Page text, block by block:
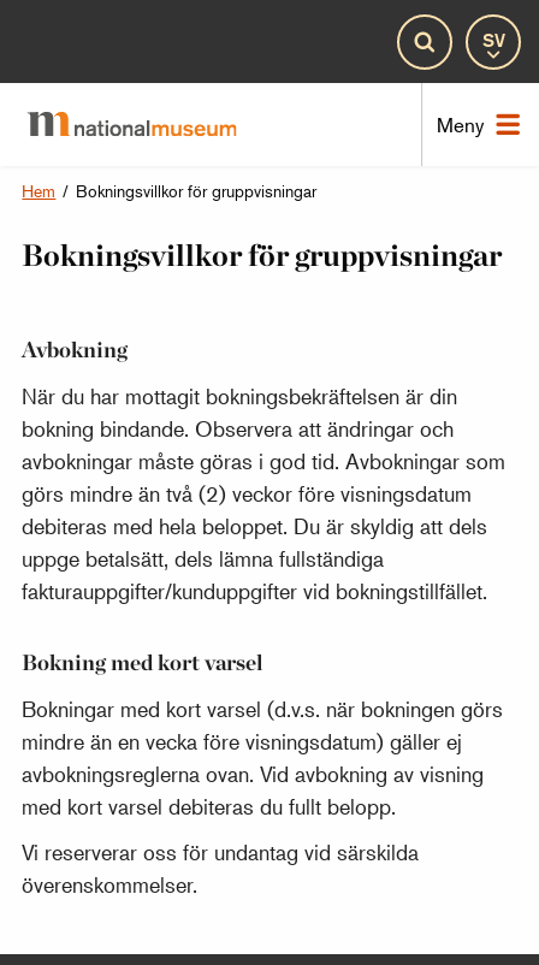
Meny
Sök
Hem / Bokningsvillkor för gruppvisningar
Bokningsvillkor för gruppvisningar
Avbokning
När du har mottagit bokningsbekräftelsen är din
bokning bindande. Observera att ändringar och
avbokningar måste göras i god tid. Avbokningar som
görs mindre än två (2) veckor före visningsdatum
debiteras med hela beloppet. Du är skyldig att dels
uppge betalsätt, dels lämna fullständiga
fakturauppgifter/kunduppgifter vid bokningstillfället.
Bokning med kort varsel
Bokningar med kort varsel (d.v.s. när bokningen görs
mindre än en vecka före visningsdatum) gäller ej
avbokningsreglerna ovan. Vid avbokning av visning
med kort varsel debiteras du fullt belopp.
Vi reserverar oss för undantag vid särskilda
överenskommelser.